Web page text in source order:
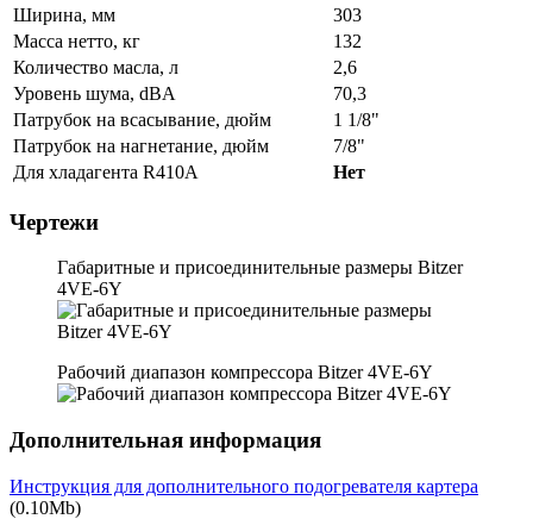
Ширина, мм
303
Масса нетто, кг
132
Количество масла, л
2,6
Уровень шума, dBA
70,3
Патрубок на всасывание, дюйм
1 1/8"
Патрубок на нагнетание, дюйм
7/8"
Для хладагента R410A
Нет
Чертежи
Габаритные и присоединительные размеры Bitzer
4VE-6Y
Рабочий диапазон компрессора Bitzer 4VE-6Y
Дополнительная информация
Инструкция для дополнительного подогревателя картера
(0.10Mb)